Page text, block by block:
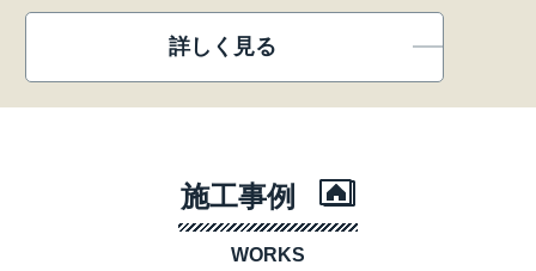
詳しく見る
施工事例
WORKS